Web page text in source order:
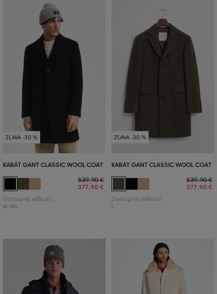
ZĽAVA -30 %
KABÁT GANT CLASSIC WOOL COAT
539,90 €
377,90 €
Dostupné veľkosti:
M, XXL
ZĽAVA -30 %
KABÁT GANT CLASSIC WOOL COAT
539,90 €
377,90 €
Dostupné veľkosti:
L